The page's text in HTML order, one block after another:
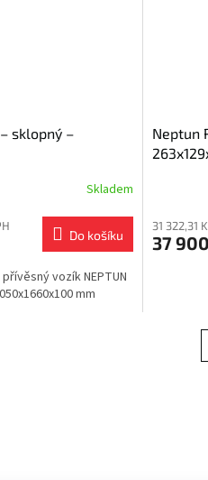
– sklopný –
Skladem
Do košíku
vozík NEPTUN
mm
Neptun
31 322,31
37